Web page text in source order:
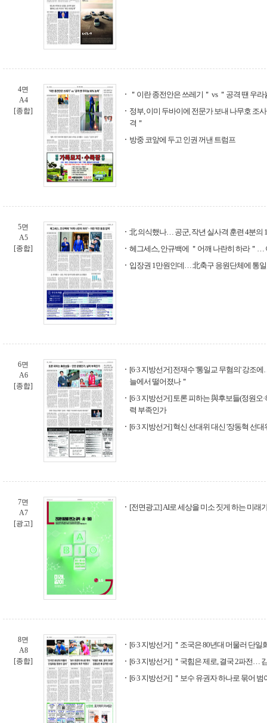
4면
A4
[종합]
＂이란 종전안은 쓰레기＂ vs ＂공격 땐 우라
정부, 이미 두바이에 전문가 보내 나무호 조
격＂
방중 코앞에 두고 인권 꺼낸 트럼프
5면
A5
[종합]
北 의식했나… 공군, 작년 실사격 훈련 4분의
헤그세스, 안규백에 ＂어깨 나란히 하라＂…
입장권 1만원인데… 北축구 응원단체에 통일
6면
A6
[종합]
[6·3 지방선거] 전재수 '통일교 무혐의' 강조
늘에서 떨어졌나＂
[6·3 지방선거] 토론 피하는 與후보들(정원
력 부족인가
[6·3 지방선거] 혁신 선대위 대신 '장동혁 선대
7면
A7
[광고]
[전면광고] AI로 세상을 미소 짓게 하는 미래
8면
A8
[종합]
[6·3 지방선거] ＂조국은 80년대 머물러 단일
[6·3 지방선거] ＂국힘은 제로, 결국 2파전…
[6·3 지방선거] ＂보수 유권자 하나로 묶어